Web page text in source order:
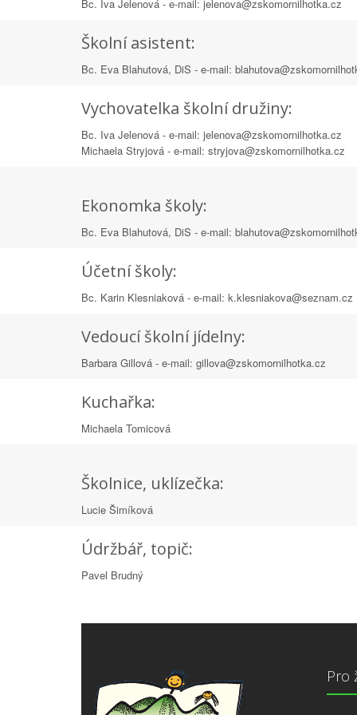
Bc. Iva Jelenová - e-mail: jelenova@zskomornilhotka.cz
Školní asistent:
Bc. Eva Blahutová, DiS - e-mail:
Vychovatelka školní družiny:
Bc. Iva Jelenová - e-mail: jelenova@zskomornilhotka.cz
Michaela Stryjová - e-mail: stryjova@zskomornilhotka.cz
Ekonomka školy:
Bc. Eva Blahutová, DiS - e-mail:
Účetní školy:
Bc. Karin Klesniaková - e-mail: k.klesniakova@seznam.cz
Vedoucí školní jídelny:
Barbara Gillová - e-mail: gillova@zskomornilhotka.cz
Kuchařka:
Michaela Tomicová
Školnice, uklízečka:
Lucie Šimíková
Údržbář, topič:
Pavel Brudný
Pro